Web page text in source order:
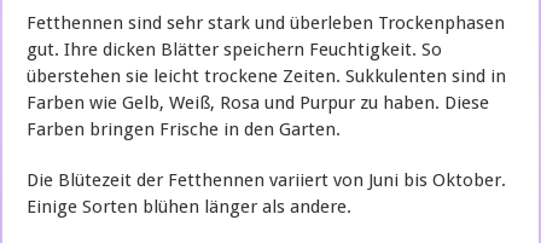
Fetthennen sind sehr stark und überleben Trockenphasen
gut. Ihre dicken Blätter speichern Feuchtigkeit. So
überstehen sie leicht trockene Zeiten. Sukkulenten sind in
Farben wie Gelb, Weiß, Rosa und Purpur zu haben. Diese
Farben bringen Frische in den Garten.
Die Blütezeit der Fetthennen variiert von Juni bis Oktober.
Einige Sorten blühen länger als andere.